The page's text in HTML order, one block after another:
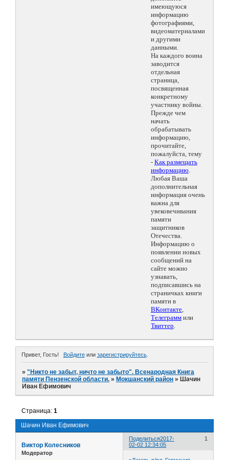
имеющуюся
информацию
фотографиями,
видеоматериалами
и другими
данными.
На каждого воина
заводится
отдельная
страница,
посвященная
конкретному
участнику войны.
Прежде чем
начать
обрабатывать
информацию,
прочитайте,
пожалуйста, тему
- Как размещать
информацию.
Любая Ваша
дополнительная
информация очень
важна для
увековечивания
памяти
защитников
Отечества.
Информацию о
появлении новых
сообщений на
сайте можно
узнавать,
подписавшись на
страничках книги
памяти в
ВКонтакте,
Телеграмм или
Твиттер.
Привет, Гость! Войдитеили зарегистрируйтесь.
»"Никто не забыт, ничто не забыто". Всенародная Книга
памяти Пензенской области. » Мокшанский район » Шачин
Иван Ефимович
Шачин Иван Ефимович
Страница:1
Поделиться 1
2017-
02-02 12:34:05
Виктор Колесников
Модератор